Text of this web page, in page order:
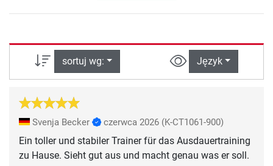
sortuj wg: Język
Svenja Becker czerwca 2026 (K-CT1061-900)
Ein toller und stabiler Trainer für das Ausdauertraining
zu Hause. Sieht gut aus und macht genau was er soll.